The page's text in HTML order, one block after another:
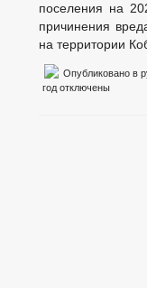
поселения на
причинения
на территории
Опубликовано в
год отключены